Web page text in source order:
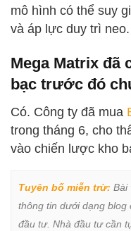
mô hình có thể suy
và áp lực duy trì neo.
Mega Matrix đã
bạc trước đó
Có. Công ty đã mua
trong tháng 6, cho
vào chiến lược kho
Tuyên bố miễn trừ: Bài
thông tin dưới dạng blog
đầu tư. Nhà đầu tư cần